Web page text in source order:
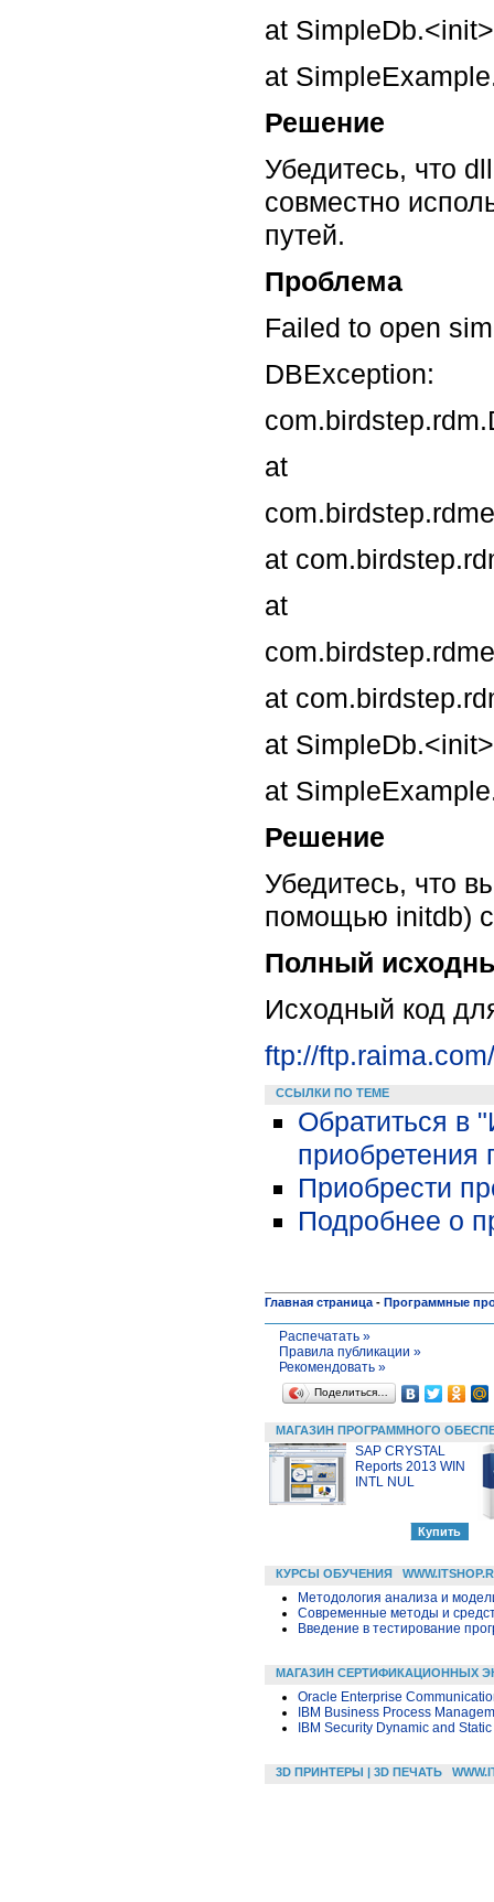
at
at
Решение
Убедитесь, что
совместно
путей.
Проблема
Failed to open
DBException:
at
at
at
at
at
at
Решение
Убедитесь, что
помощью initdb)
Полный
Исходный код
ftp://
ССЫЛКИ ПО ТЕМЕ
Обратиться в
приобретения
Приобрести
Подробнее о
Главная страница - Программные
Распечатать »
Правила публикации »
Рекомендовать »
Поделиться…
МАГАЗИН ПРОГРАММНОГО
SAP CRYSTAL
Reports 2013 WIN
INTL NUL
КУРСЫ ОБУЧЕНИЯ
Методология анализа и
Современные методы и
Введение в тестирование
МАГАЗИН СЕРТИФИКАЦИОННЫХ
Oracle Enterprise
IBM Business Process
IBM Security Dynamic and
3D ПРИНТЕРЫ | 3D ПЕЧАТЬ